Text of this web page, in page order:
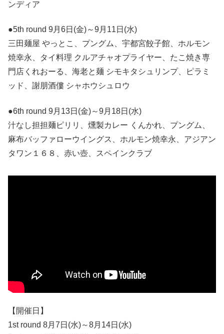
ンディア
●5th round 9月6日(金)～9月11日(水)
三田麺屋 やっとこ、プングム、宇都宮餃子館、ホルモン
焼幸永、タイ料理 クルアチャオプライヤー、たこ焼き専
門店くれおーる、海老と麺 シモキタシュリンプ、ピラミ
ッド、謝朋酒僂 シャホウシュロウ
●6th round 9月13日(金)～9月18日(水)
汁なし担担麺ピリリ、燻製カレー くんかれ、プングム、
麻布バッファローウイングス、ホルモン焼幸永、アジアン
タワン１６８、赤い壺、スペインクラブ
【開催日】
1st round 8月7日(水)～8月14日(水)